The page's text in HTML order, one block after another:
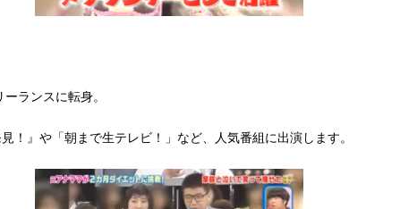
ランスに転身。
見！』や「朝まで生テレビ！」など、人気番組に出演します。